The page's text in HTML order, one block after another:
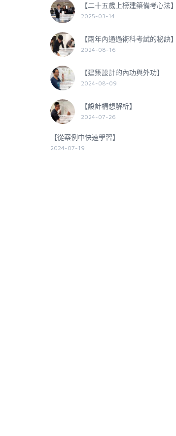
【二十五歲上榜建築備考心法】
2025-03-14
【兩年內通過術科考試的秘訣】
2024-08-16
【建築設計的內功與外功】
2024-08-09
【設計構想解析】
2024-07-26
【從案例中快速學習】
2024-07-19